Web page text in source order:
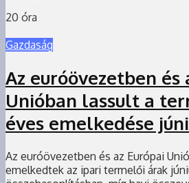
20 óra
Gazdaság
Az euróövezetben és
Unióban lassult a
éves emelkedése
Az euróövezetben és az Európai
emelkedtek az ipari termelői árak